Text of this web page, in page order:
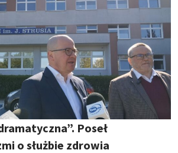
Poseł
o służbie zdrowia